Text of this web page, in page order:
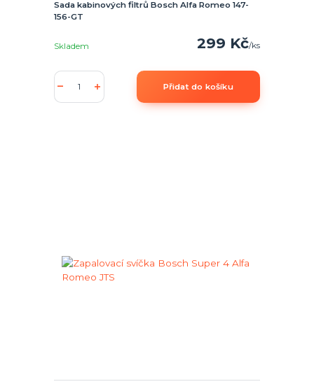
Sada kabinových filtrů Bosch Alfa Romeo 147-
156-GT
299 Kč/ks
Skladem
Přidat do košíku